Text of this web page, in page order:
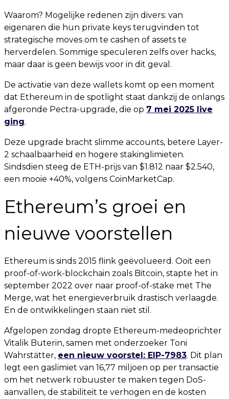
Waarom? Mogelijke redenen zijn divers: van
eigenaren die hun private keys terugvinden tot
strategische moves om te cashen of assets te
herverdelen. Sommige speculeren zelfs over hacks,
maar daar is geen bewijs voor in dit geval.
De activatie van deze wallets komt op een moment
dat Ethereum in de spotlight staat dankzij de onlangs
afgeronde Pectra-upgrade, die op 7 mei 2025 live
ging.
Deze upgrade bracht slimme accounts, betere Layer-
2 schaalbaarheid en hogere stakinglimieten.
Sindsdien steeg de ETH-prijs van $1.812 naar $2.540,
een mooie +40%, volgens CoinMarketCap.
Ethereum’s groei en
nieuwe voorstellen
Ethereum is sinds 2015 flink geëvolueerd. Ooit een
proof-of-work-blockchain zoals Bitcoin, stapte het in
september 2022 over naar proof-of-stake met The
Merge, wat het energieverbruik drastisch verlaagde.
En de ontwikkelingen staan niet stil.
Afgelopen zondag dropte Ethereum-medeoprichter
Vitalik Buterin, samen met onderzoeker Toni
Wahrstätter, een nieuw voorstel: EIP-7983. Dit plan
legt een gaslimiet van 16,77 miljoen op per transactie
om het netwerk robuuster te maken tegen DoS-
aanvallen, de stabiliteit te verhogen en de kosten